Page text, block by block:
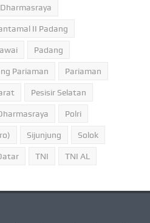
Dharmasraya
II Padang
Padang
Pariaman Pariaman
Pesisir Selatan
Polri
Sijunjung Solok
TNI TNI AL